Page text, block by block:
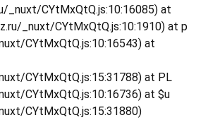
_nuxt/CYtMxQtQ.js:10:16085) at
_nuxt/CYtMxQtQ.js:10:1910) at p
CYtMxQtQ.js:10:16543) at
CYtMxQtQ.js:15:31788) at PL
CYtMxQtQ.js:10:16736) at $u
CYtMxQtQ.js:15:31880)